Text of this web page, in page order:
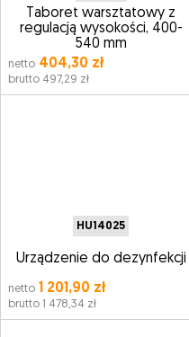
Taboret warsztatowy z
regulacją wysokości, 400-
540 mm
netto 404,30 zł
brutto 497,29 zł
HU14025
Urządzenie do dezynfekcji
netto 1 201,90 zł
brutto 1 478,34 zł